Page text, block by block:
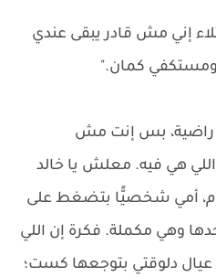
إني مش قادر يبقى عندي
ومستكفي كمان."
راضية، بس إنت مش
هي فيه. معلش يا خالد
أمي شخصيًّا بتضغط على
وهي مكملة. فكرة إن اللي
عيال دلوقتي بتوجعها كست؛